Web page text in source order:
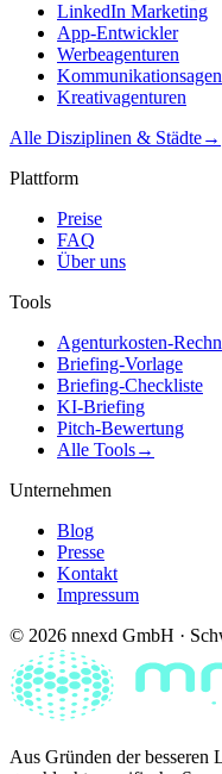
LinkedIn Marketing
App-Entwickler
Werbeagenturen
Kreativagenturen
Alle Disziplinen & Städte→
Plattform
Preise
FAQ
Über uns
Tools
Agenturkosten-
Briefing-Vorlage
Briefing-Checkliste
KI-Briefing
Pitch-Bewertung
Alle Tools→
Unternehmen
Blog
Presse
Kontakt
Impressum
© 2026 nnexd GmbH ·
Aus Gründen der besseren